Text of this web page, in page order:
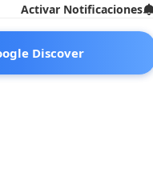
Activar Notificaciones
Discover